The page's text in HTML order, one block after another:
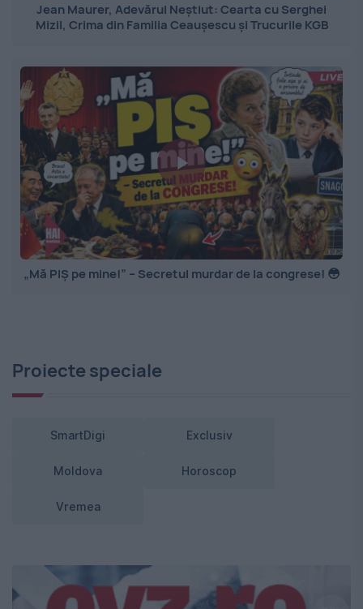
Jean Maurer, Adevărul Neștiut: Cearta cu Serghei
Mizil, Crima din Familia Ceaușescu și Trucurile KGB
„Mă PIȘ pe mine!” – Secretul murdar de la congrese! 😳
Proiecte speciale
SmartDigi Exclusiv
Moldova Horoscop
Vremea